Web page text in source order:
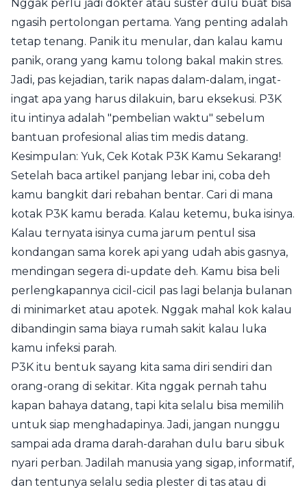
Nggak perlu jadi dokter atau suster dulu buat bisa
ngasih pertolongan pertama. Yang penting adalah
tetap tenang. Panik itu menular, dan kalau kamu
panik, orang yang kamu tolong bakal makin stres.
Jadi, pas kejadian, tarik napas dalam-dalam, ingat-
ingat apa yang harus dilakuin, baru eksekusi. P3K
itu intinya adalah "pembelian waktu" sebelum
bantuan profesional alias tim medis datang.
Kesimpulan: Yuk, Cek Kotak P3K Kamu Sekarang!
Setelah baca artikel panjang lebar ini, coba deh
kamu bangkit dari rebahan bentar. Cari di mana
kotak P3K kamu berada. Kalau ketemu, buka isinya.
Kalau ternyata isinya cuma jarum pentul sisa
kondangan sama korek api yang udah abis gasnya,
mendingan segera di-update deh. Kamu bisa beli
perlengkapannya cicil-cicil pas lagi belanja bulanan
di minimarket atau apotek. Nggak mahal kok kalau
dibandingin sama biaya rumah sakit kalau luka
kamu infeksi parah.
P3K itu bentuk sayang kita sama diri sendiri dan
orang-orang di sekitar. Kita nggak pernah tahu
kapan bahaya datang, tapi kita selalu bisa memilih
untuk siap menghadapinya. Jadi, jangan nunggu
sampai ada drama darah-darahan dulu baru sibuk
nyari perban. Jadilah manusia yang sigap, informatif,
dan tentunya selalu sedia plester di tas atau di